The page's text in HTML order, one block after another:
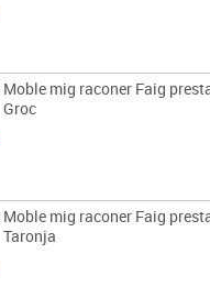
Moble mig raconer Faig
Groc
Moble mig raconer Faig
Taronja